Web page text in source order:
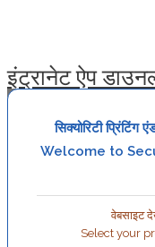
इंट्रानेट ऐप
सिक्योरिटी प्रिंटिंग
Welcome to
वेबसाइट
Select your